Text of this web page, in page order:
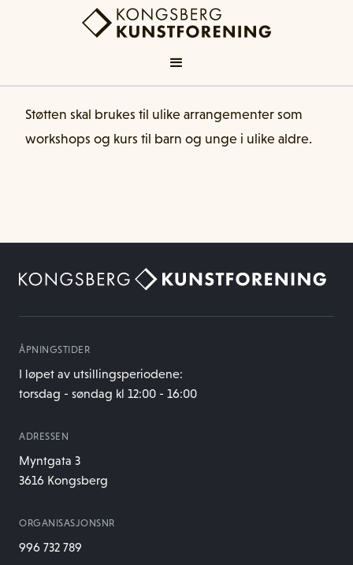
Støtten skal brukes til ulike arrangementer som
workshops og kurs til barn og unge i ulike aldre.
ÅPNINGSTIDER
I løpet av utsillingsperiodene:
torsdag - søndag kl 12:00 - 16:00
ADRESSEN
Myntgata 3
3616 Kongsberg
ORGANISASJONSNR
996 732 789